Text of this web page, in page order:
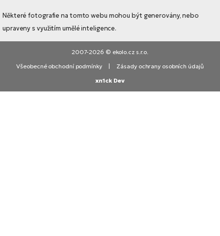
Některé fotografie na tomto webu mohou být generovány, nebo
upraveny s využitím umělé inteligence.
2007-2026 © ekolo.cz s.r.o.
Všeobecné obchodní podmínky
Zásady ochrany osobních údajů
xn1ck Dev